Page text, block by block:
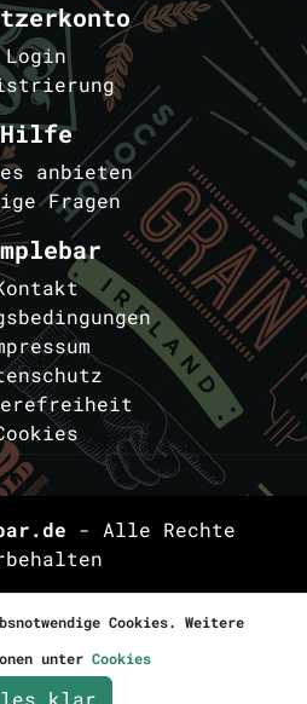
Login
Hilfe
anbieten
Fragen
- Alle Rechte
Cookies. Weitere
unter Cookies
klar